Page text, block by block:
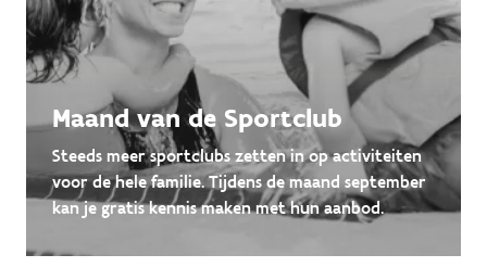
Maand van de Sportclub
Steeds meer sportclubs zetten in op activiteiten
voor de hele familie. Tijdens de maand september
kan je gratis kennis maken met hun aanbod.